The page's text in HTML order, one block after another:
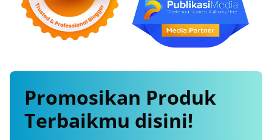
Promosikan Produk
Terbaikmu disini!